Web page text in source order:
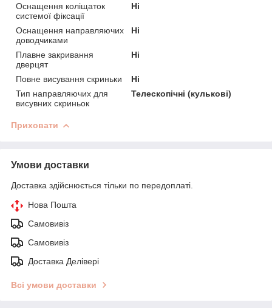
Оснащення коліщаток
системої фіксації
Ні
Оснащення направляючих
доводчиками
Ні
Плавне закривання
дверцят
Ні
Повне висування скриньки
Ні
Тип направляючих для
висувних скриньок
Телескопічні (кулькові)
Приховати
Умови доставки
Доставка здійснюється тільки по передоплаті.
Нова Пошта
Самовивіз
Самовивіз
Доставка Делівері
Всі умови доставки